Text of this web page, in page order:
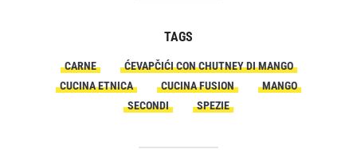
TAGS
CARNE
ĆEVAPČIĆI CON CHUTNEY DI MANGO
CUCINA ETNICA
CUCINA FUSION
MANGO
SECONDI
SPEZIE